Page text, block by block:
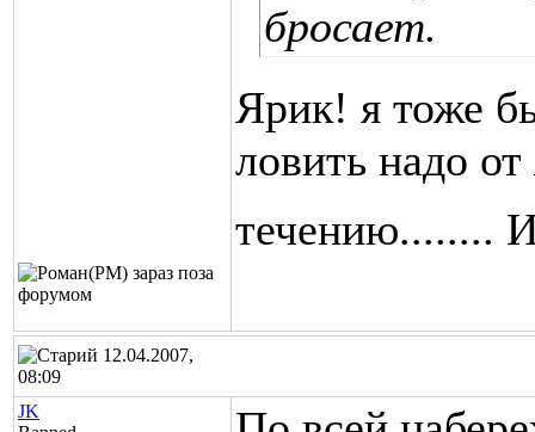
бросает.
Ярик! я тоже
ловить надо
течению........
12.04.2007,
08:09
JK